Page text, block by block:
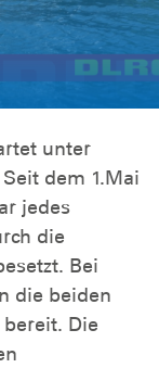
unter
dem 1.Mai
jedes
die
Bei
die beiden
Die